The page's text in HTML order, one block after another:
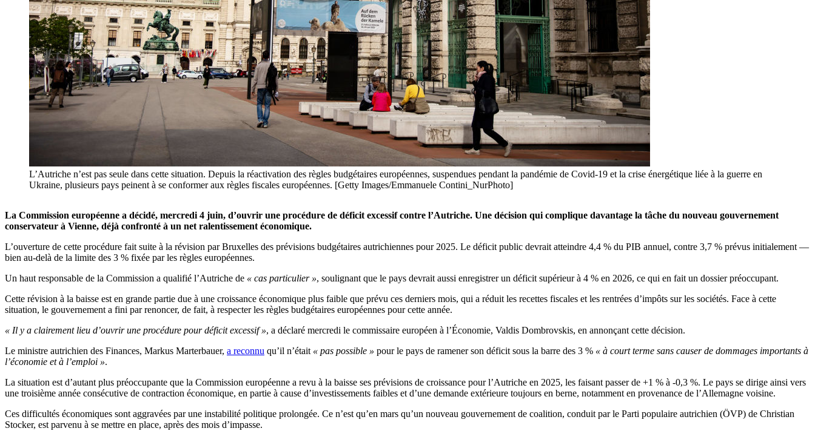
L’Autriche n’est pas seule dans cette situation. Depuis la réactivation des règles budgétaires européennes, suspendues pendant la pandémie de Covid-19 et la crise énergétique liée à la guerre en
Ukraine, plusieurs pays peinent à se conformer aux règles fiscales européennes. [Getty Images/Emmanuele Contini_NurPhoto]
La Commission européenne a décidé, mercredi 4 juin, d’ouvrir une procédure de déficit excessif contre l’Autriche. Une décision qui complique davantage la tâche du nouveau gouvernement
conservateur à Vienne, déjà confronté à un net ralentissement économique.
L’ouverture de cette procédure fait suite à la révision par Bruxelles des prévisions budgétaires autrichiennes pour 2025. Le déficit public devrait atteindre 4,4 % du PIB annuel, contre 3,7 % prévus initialement —
bien au-delà de la limite des 3 % fixée par les règles européennes.
Un haut responsable de la Commission a qualifié l’Autriche de « cas particulier », soulignant que le pays devrait aussi enregistrer un déficit supérieur à 4 % en 2026, ce qui en fait un dossier préoccupant.
Cette révision à la baisse est en grande partie due à une croissance économique plus faible que prévu ces derniers mois, qui a réduit les recettes fiscales et les rentrées d’impôts sur les sociétés. Face à cette
situation, le gouvernement a fini par renoncer, de fait, à respecter les règles budgétaires européennes pour cette année.
« Il y a clairement lieu d’ouvrir une procédure pour déficit excessif », a déclaré mercredi le commissaire européen à l’Économie, Valdis Dombrovskis, en annonçant cette décision.
Le ministre autrichien des Finances, Markus Marterbauer, a reconnu qu’il n’était « pas possible » pour le pays de ramener son déficit sous la barre des 3 % « à court terme sans causer de dommages importants à
l’économie et à l’emploi ».
La situation est d’autant plus préoccupante que la Commission européenne a revu à la baisse ses prévisions de croissance pour l’Autriche en 2025, les faisant passer de +1 % à -0,3 %. Le pays se dirige ainsi vers
une troisième année consécutive de contraction économique, en partie à cause d’investissements faibles et d’une demande extérieure toujours en berne, notamment en provenance de l’Allemagne voisine.
Ces difficultés économiques sont aggravées par une instabilité politique prolongée. Ce n’est qu’en mars qu’un nouveau gouvernement de coalition, conduit par le Parti populaire autrichien (ÖVP) de Christian
Stocker, est parvenu à se mettre en place, après des mois d’impasse.